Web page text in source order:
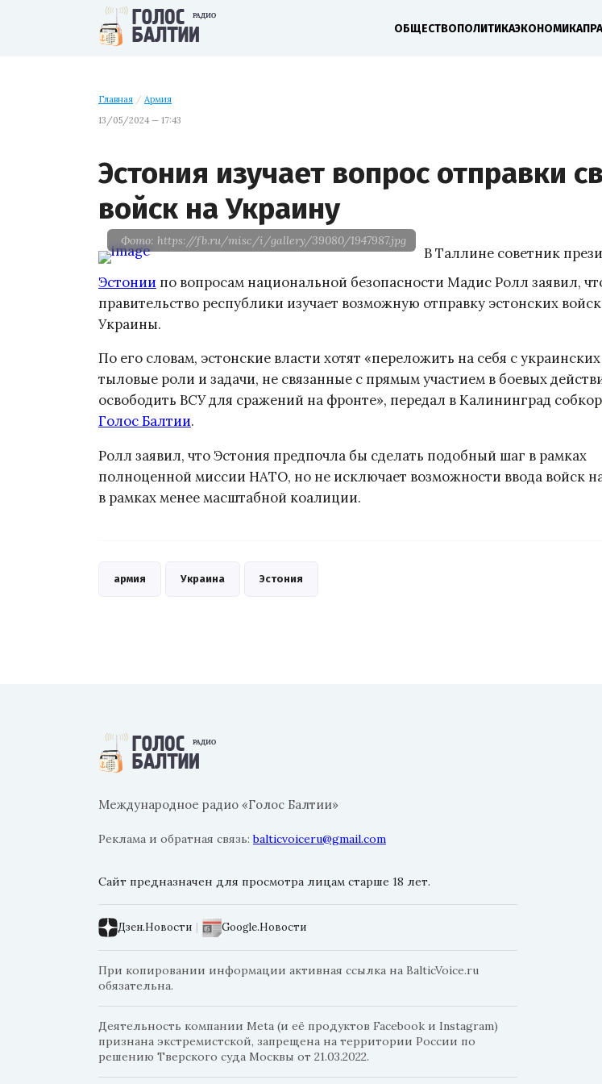
ОБЩЕСТВОПОЛИТИКАЭКОНОМИКА
Главная / Армия
13/05/2024 — 17:43
Эстония изучает вопрос отправки
войск на Украину
Фото: https://fb.ru/misc/i/gallery/39080/1947987.jpg
В Таллине советник
Эстонии по вопросам национальной безопасности Мадис Ролл заявил,
правительство республики изучает возможную отправку эстонских
Украины.
По его словам, эстонские власти хотят «переложить на себя с
тыловые роли и задачи, не связанные с прямым участием в боевых
освободить ВСУ для сражений на фронте», передал в Калининград собкор
Голос Балтии.
Ролл заявил, что Эстония предпочла бы сделать подобный шаг в рамках
полноценной миссии НАТО, но не исключает возможности ввода войск
в рамках менее масштабной коалиции.
армия Украина Эстония
Международное радио «Голос Балтии»
Реклама и обратная связь:balticvoiceru@gmail.com
Сайт предназначен для просмотра лицам старше 18 лет.
Дзен.Новости | Google.Новости
При копировании информации активная ссылка на BalticVoice.ru
обязательна.
Деятельность компании Meta (и её продуктов Facebook и Instagram)
признана экстремистской, запрещена на территории России по
решению Тверского суда Москвы от 21.03.2022.